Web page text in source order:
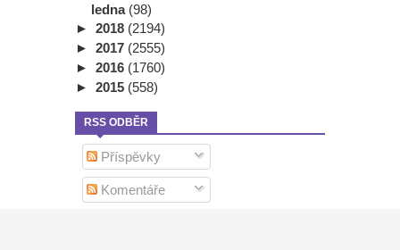
ledna (98)
► 2018 (2194)
► 2017 (2555)
► 2016 (1760)
► 2015 (558)
RSS ODBĚR
Příspěvky
Komentáře